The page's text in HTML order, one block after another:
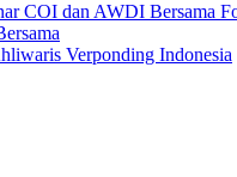
COI dan AWDI Bersama
Verponding Indonesia